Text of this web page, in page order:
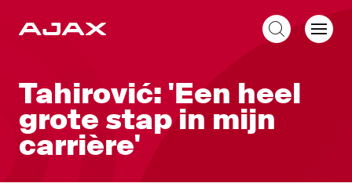
Tahirović: 'Een heel
grote stap in mijn
carrière'